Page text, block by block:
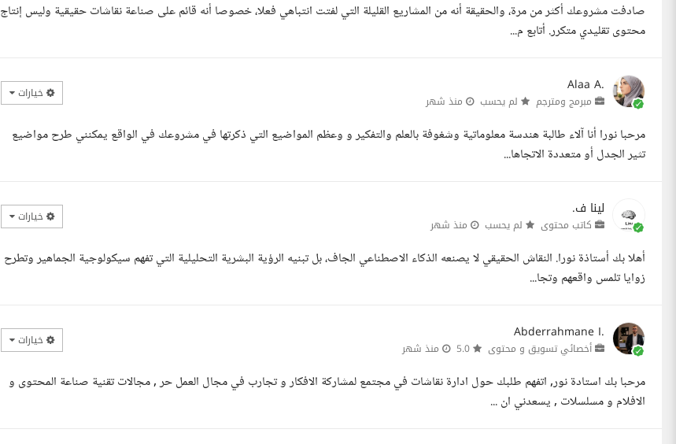
صادفت مشروعك أكثر من مرة، والحقيقة أنه من المشاريع القليلة التي لفتت انتباهي فعلا، خصوصا أنه قائم على صناعة نقاشات حقيقية وليس إنتاج
محتوى تقليدي متكرر. أتابع م...
Alaa A.
مبرمج ومترجم لم يحسب منذ شهر خيارات
مرحبا نورا أنا آلاء طالبة هندسة معلوماتية وشغوفة بالعلم والتفكير و وعظم المواضيع التي ذكرتها في مشروعك في الواقع يمكنني طرح مواضيع
تثير الجدل أو متعددة الاتجاها...
لينا ف.
كاتب محتوى لم يحسب منذ شهر خيارات
أهلا بك أستاذة نورا. النقاش الحقيقي لا يصنعه الذكاء الاصطناعي الجاف، بل تبنيه الرؤية البشرية التحليلية التي تفهم سيكولوجية الجماهير وتطرح
زوايا تلمس واقعهم وتجا...
Abderrahmane I.
أخصائي تسويق و محتوى منذ شهر خيارات
مرحبا بك استادة نور, اتفهم طلبك حول ادارة نقاشات في مجتمع لمشاركة الافكار و تجارب في مجال العمل حر , مجالات تقنية صناعة المحتوى و
الافلام و مسلسلات , يسعدني ان ...